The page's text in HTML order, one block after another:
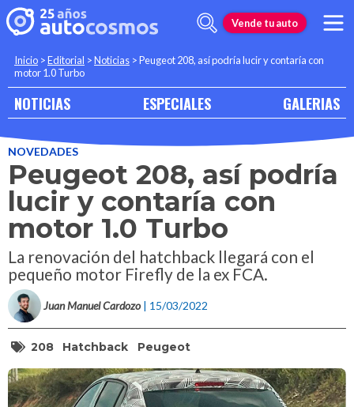
Vende tu auto
Inicio >Editorial >Noticias >Peugeot 208, así podría lucir y contaría con
motor 1.0 Turbo
NOTICIAS ESPECIALES GALERIAS
NOVEDADES
Peugeot 208, así podría
lucir y contaría con
motor 1.0 Turbo
La renovación del hatchback llegará con el
pequeño motor Firefly de la ex FCA.
Juan Manuel Cardozo | 15/03/2022
208 Hatchback Peugeot